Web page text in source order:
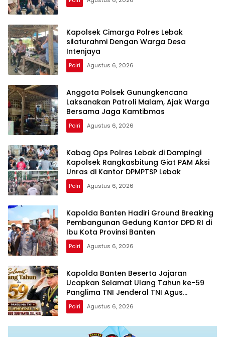
Kapolsek Cimarga Polres Lebak
silaturahmi Dengan Warga Desa
Intenjaya
Polri Agustus 6, 2026
Anggota Polsek Gunungkencana
Laksanakan Patroli Malam, Ajak Warga
Bersama Jaga Kamtibmas
Polri Agustus 6, 2026
Kabag Ops Polres Lebak di Dampingi
Kapolsek Rangkasbitung Giat PAM Aksi
Unras di Kantor DPMPTSP Lebak
Polri Agustus 6, 2026
Kapolda Banten Hadiri Ground Breaking
Pembangunan Gedung Kantor DPD RI di
Ibu Kota Provinsi Banten
Polri Agustus 6, 2026
Kapolda Banten Beserta Jajaran
Ucapkan Selamat Ulang Tahun ke-59
Panglima TNI Jenderal TNI Agus
Subiyanto
Polri Agustus 6, 2026